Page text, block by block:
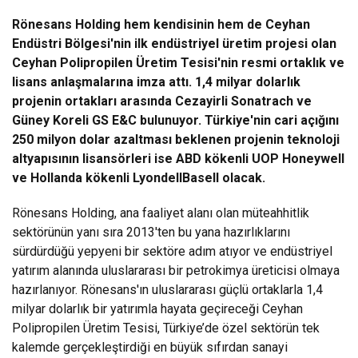
Rönesans Holding hem kendisinin hem de Ceyhan
Endüstri Bölgesi'nin ilk endüstriyel üretim projesi olan
Ceyhan Polipropilen Üretim Tesisi'nin resmi ortaklık ve
lisans anlaşmalarına imza attı. 1,4 milyar dolarlık
projenin ortakları arasında Cezayirli Sonatrach ve
Güney Koreli GS E&C bulunuyor. Türkiye'nin cari açığını
250 milyon dolar azaltması beklenen projenin teknoloji
altyapısının lisansörleri ise ABD kökenli UOP Honeywell
ve Hollanda kökenli LyondellBasell olacak.
Rönesans Holding, ana faaliyet alanı olan müteahhitlik
sektörünün yanı sıra 2013'ten bu yana hazırlıklarını
sürdürdüğü yepyeni bir sektöre adım atıyor ve endüstriyel
yatırım alanında uluslararası bir petrokimya üreticisi olmaya
hazırlanıyor. Rönesans'ın uluslararası güçlü ortaklarla 1,4
milyar dolarlık bir yatırımla hayata geçireceği Ceyhan
Polipropilen Üretim Tesisi, Türkiye’de özel sektörün tek
kalemde gerçekleştirdiği en büyük sıfırdan sanayi